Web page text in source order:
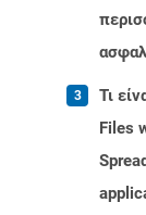
Τι
Files